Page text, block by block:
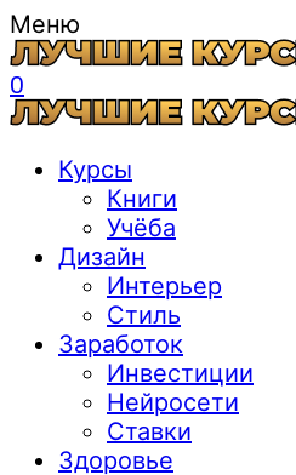
Меню
0
Курсы
Книги
Учёба
Дизайн
Интерьер
Стиль
Заработок
Инвестиции
Нейросети
Ставки
Здоровье